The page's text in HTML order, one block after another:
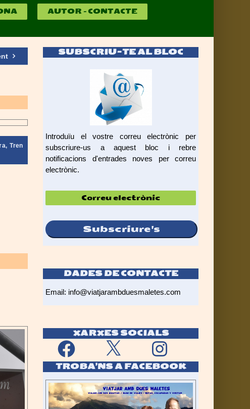
AUTOR – CONTACTE
,Tren
SUBSCRIU-TE AL BLOC
Introduïu el vostre correu electrònic per
subscriure-us a aquest bloc i rebre
notificacions d'entrades noves per correu
electrònic.
electrònic
Subscriure's
DADES DE CONTACTE
Email: info@viatjarambduesmaletes.com
XARXES SOCIALS
Facebook
TROBA’NS A FACEBOOK